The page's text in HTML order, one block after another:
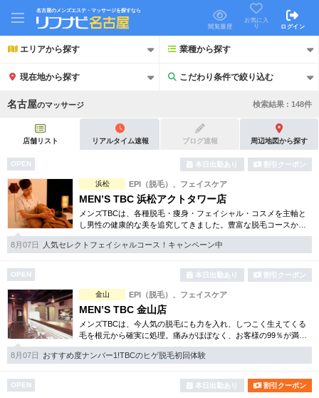
名古屋のメンズエステ・マッサージを探すなら
閲覧履歴
お気に入
り
ログイン
エリアから探す 業種から探す
現在地から探す こだわり条件で絞り込む
こだわり条件で絞り込む
21時以降も受付 24時以降も受付
初回割引あり リピーター割引あり
団体割引 ポイントカード有
キャッシュレス決済OK 領収証発行可
2名様歓迎 団体様歓迎
完全個室 半個室あり
ペアルームあり シャワー室完備
フットバスあり 岩盤浴あり
名古屋のマッサージ 検索結果 : 148件
店舗リスト リアルタイム速報 ブログ速報 周辺地図から探す
OPEN 本日出勤あり 割引クーポン
浜松 EPI（脱毛）、フェイスケア
MEN’S TBC 浜松アクトタワー店
メンズTBCは、各種脱毛・痩身・フェイシャル・コスメを主軸と
し男性の健康的な美を追究してきました。豊富な脱毛コースから
フェイシャル、ダイエット等幅広いメニューを取り揃えていま
す。初回割引コースも多彩。
8月07日 人気セレクトフェイシャルコース！キャンペーン中
OPEN 本日出勤あり 割引クーポン
金山 EPI（脱毛）、フェイスケア
MEN’S TBC 金山店
メンズTBCは、今人気の脱毛にも力を入れ、しつこく生えてくる
毛を根元から確実に処理。痛みがほぼなく、お客様の99％が満足
されています。脱毛他、フェイシャルケアや引き締め等お得な体
験コースも各種ご用意。
8月07日 おすすめ度ナンバー1!TBCのヒゲ脱毛初回体験
OPEN 本日出勤あり 割引クーポン